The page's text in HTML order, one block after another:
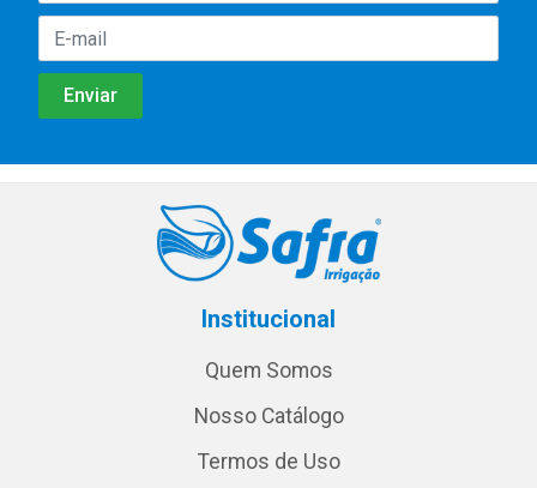
Institucional
Quem Somos
Nosso Catálogo
Termos de Uso